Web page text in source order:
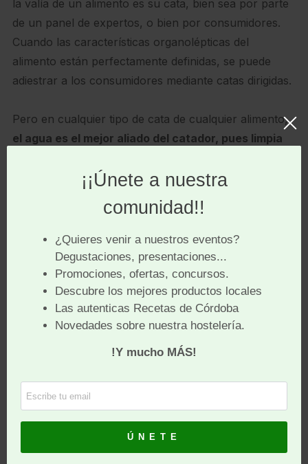
la valía de un alimento es su cata, bien sea por parte
de un panel de expertos, o bien por consumidores.
Cuando las características organolépticas del
alimento están perfectamente definidas, se puede
adiestrar a los consumidores mediante catas dirigidas.
Pero en cualquier tipo de cata de cualquier alimento,
el agua es el mejor aliado del catador, pues limpia
alimentos muy grasos, o untuosos, requieren un
para un mejor arrastre.